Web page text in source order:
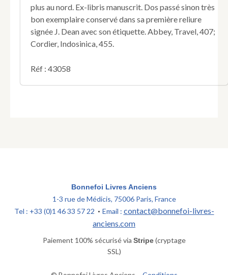
plus au nord. Ex-libris manuscrit. Dos passé sinon très
bon exemplaire conservé dans sa première reliure
signée J. Dean avec son étiquette. Abbey, Travel, 407;
Cordier, Indosinica, 455.
Réf : 43058
Bonnefoi Livres Anciens
1-3 rue de Médicis, 75006 Paris, France
Tel : +33 (0)1 46 33 57 22 • Email : contact@bonnefoi-livres-
anciens.com
Paiement 100% sécurisé via Stripe(cryptage
SSL)